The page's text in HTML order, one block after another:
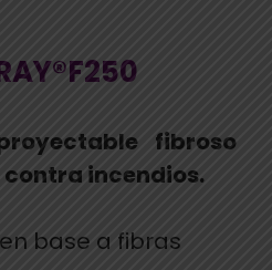
fibroso
incendios.
base a fibras